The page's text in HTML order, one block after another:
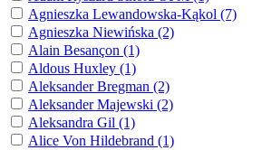
Agnieszka Lewandowska-Kąkol (7)
Agnieszka Niewińska (2)
Alain Besançon (1)
Aldous Huxley (1)
Aleksander Bregman (2)
Aleksander Majewski (2)
Aleksandra Gil (1)
Alice Von Hildebrand (1)